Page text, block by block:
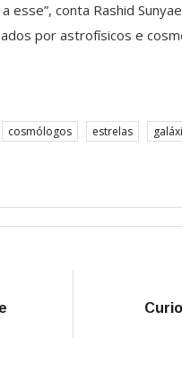
conta Rashid
por astrofísicos e
cosmólogos estrelas